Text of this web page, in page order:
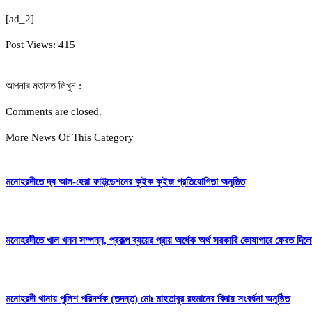
[ad_2]
Post Views: 415
আপনার মতামত লিখুন :
Comments are closed.
More News Of This Category
মনোহরদীতে দ্য আল-হেরা ফাউন্ডেশনের কুইক কুইজ প্রতিযোগিতা অনুষ্ঠিত
মনোহরদীতে খাল খনন সম্পন্ন, প্রকল্প ব্যয়ের প্রায় অর্ধেক অর্থ সরকারি কোষাগারে ফেরত
মনোহরদী থানায় পুলিশ পরিদর্শক (তদন্ত) মোঃ মাহতাবুর রহমানের বিদায় সংবর্ধনা অনুষ্ঠিত